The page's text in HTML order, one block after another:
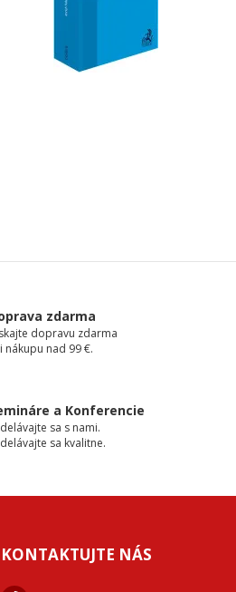
zdarma
dopravu zdarma
nákupu nad 99 €.
a Konferencie
sa s nami.
sa kvalitne.
KONTAKTUJTE NÁS